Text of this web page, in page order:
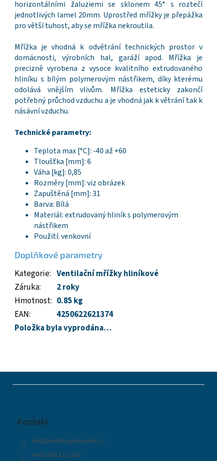
horizontálními žaluziemi se sklonem 45° s roztečí
jednotlivých lamel 20mm. Uprostřed mřížky je přepážka
pro větší tuhost, aby se mřížka nekroutila.
Mřížka je vhodná k odvětrání technických prostor v
domácnosti, výrobních hal, garáží apod. Mřížka je
precizně vyrobena z vysoce kvalitního extrudovaného
hliníku s bílým polymerovým nástřikem, díky kterému
odolává vnějším vlivům. Mřížka esteticky zakončí
potřebný průchod vzduchu a je vhodná jak k větrání tak k
násávní vzduchu.
Technické parametry:
Teplota max [°C]: -40 až +60
Tloušťka [mm]: 6
Váha [kg]: 0,85
Rozměry [mm]: viz obrázek
Zapuštěná [mm]: 31
Barva: Bílá
Materiál: extrudovaný hliník s polymerovým
nástřikem
Použití: venkovní
Doplňkové parametry
Kategorie: Ventilační mřížky hliníkové
Záruka:
2 roky
Hmotnost: 0.85 kg
EAN:
4250622621374
Položka byla vyprodána…
Kontakt
info@elektropaloucek.cz
+420 476 112 100